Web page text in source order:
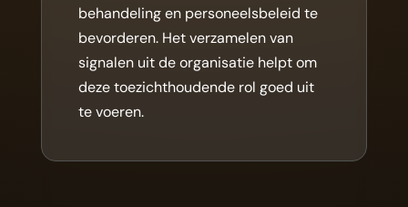
behandeling en personeelsbeleid te
bevorderen. Het verzamelen van
signalen uit de organisatie helpt om
deze toezichthoudende rol goed uit
te voeren.